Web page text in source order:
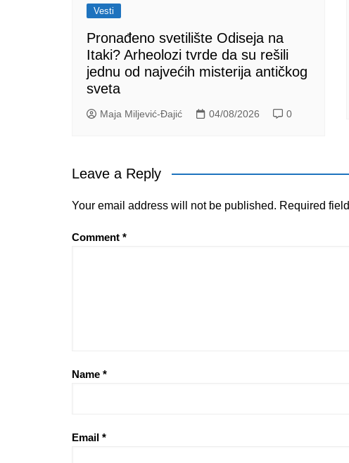
Vesti
Pronađeno svetilište Odiseja na
Itaki? Arheolozi tvrde da su rešili
jednu od najvećih misterija antičkog
sveta
Maja Miljević-Đajić 04/08/2026 0
Leave a Reply
Your email address will not be published. Required
Comment *
Name *
Email *